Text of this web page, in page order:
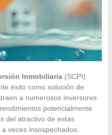
Inmobiliaria(SCPI)
éxito como solución de
a numerosos inversores
potencialmente
del atractivo de estas
veces insospechados.